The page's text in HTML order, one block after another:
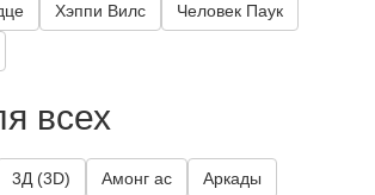
Хэппи Вилс Человек Паук
всех
3Д (3D) Амонг ас Аркады